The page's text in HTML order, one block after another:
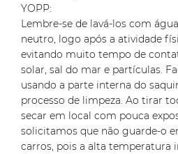
YOPP:
Lembre-se de lavá-los com
neutro, logo após a atividade
evitando muito tempo de
solar, sal do mar e partículas.
usando a parte interna do
processo de limpeza. Ao tirar
secar em local com pouca
solicitamos que não guarde-o
carros, pois a alta temperatura